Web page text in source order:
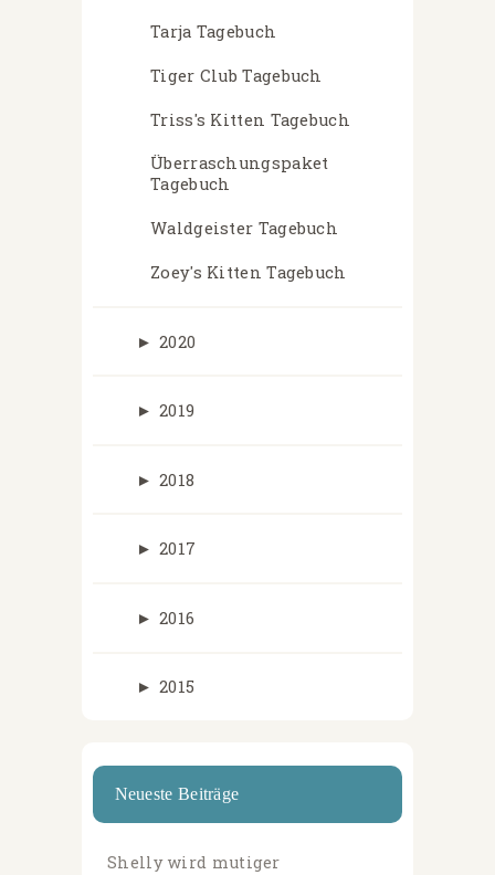
Tarja Tagebuch
Tiger Club Tagebuch
Triss's Kitten Tagebuch
Überraschungspaket
Tagebuch
Waldgeister Tagebuch
Zoey's Kitten Tagebuch
► 2020
► 2019
► 2018
► 2017
► 2016
► 2015
Neueste Beiträge
Shelly wird mutiger